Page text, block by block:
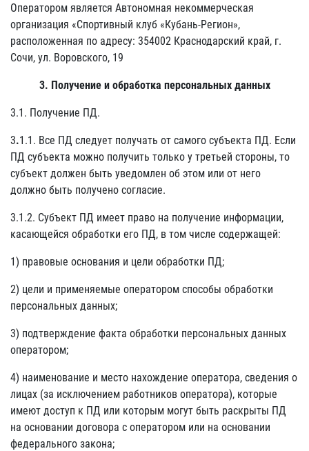
Оператором является Автономная некоммерческая
организация «Спортивный клуб «Кубань-Регион»,
расположенная по адресу: 354002 Краснодарский край, г.
Сочи, ул. Воровского, 19
3. Получение и обработка персональных данных
3.1. Получение ПД.
3.1.1. Все ПД следует получать от самого субъекта ПД. Если
ПД субъекта можно получить только у третьей стороны, то
субъект должен быть уведомлен об этом или от него
должно быть получено согласие.
3.1.2. Субъект ПД имеет право на получение информации,
касающейся обработки его ПД, в том числе содержащей:
1) правовые основания и цели обработки ПД;
2) цели и применяемые оператором способы обработки
персональных данных;
3) подтверждение факта обработки персональных данных
оператором;
4) наименование и место нахождение оператора, сведения о
лицах (за исключением работников оператора), которые
имеют доступ к ПД или которым могут быть раскрыты ПД
на основании договора с оператором или на основании
федерального закона;